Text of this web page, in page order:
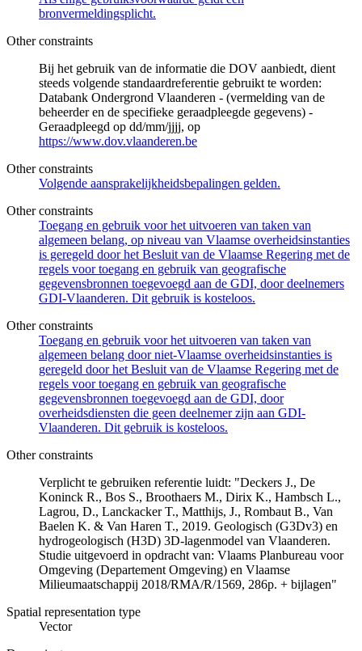
bronvermeldingsplicht.
Other constraints
Bij het gebruik van de informatie die DOV aanbiedt, dient
steeds volgende standaardreferentie gebruikt te worden:
Databank Ondergrond Vlaanderen - (vermelding van de
beheerder en de specifieke geraadpleegde gegevens) -
Geraadpleegd op dd/mm/jjjj, op
https://www.dov.vlaanderen.be
Other constraints
Volgende aansprakelijkheidsbepalingen gelden.
Other constraints
Toegang en gebruik voor het uitvoeren van taken van
algemeen belang, op niveau van Vlaamse overheidsinstanties
is geregeld door het Besluit van de Vlaamse Regering met de
regels voor toegang en gebruik van geografische
gegevensbronnen toegevoegd aan de GDI, door deelnemers
GDI-Vlaanderen. Dit gebruik is kosteloos.
Other constraints
Toegang en gebruik voor het uitvoeren van taken van
algemeen belang door niet-Vlaamse overheidsinstanties is
geregeld door het Besluit van de Vlaamse Regering met de
regels voor toegang en gebruik van geografische
gegevensbronnen toegevoegd aan de GDI, door
overheidsdiensten die geen deelnemer zijn aan GDI-
Vlaanderen. Dit gebruik is kosteloos.
Other constraints
Verplicht te gebruiken referentie luidt: "Deckers J., De
Koninck R., Bos S., Broothaers M., Dirix K., Hambsch L.,
Lagrou, D., Lanckacker T., Matthijs, J., Rombaut B., Van
Baelen K. & Van Haren T., 2019. Geologisch (G3Dv3) en
hydrogeologisch (H3D) 3D-lagenmodel van Vlaanderen.
Studie uitgevoerd in opdracht van: Vlaams Planbureau voor
Omgeving (Departement Omgeving) en Vlaamse
Milieumaatschappij 2018/RMA/R/1569, 286p. + bijlagen"
Spatial representation type
Vector